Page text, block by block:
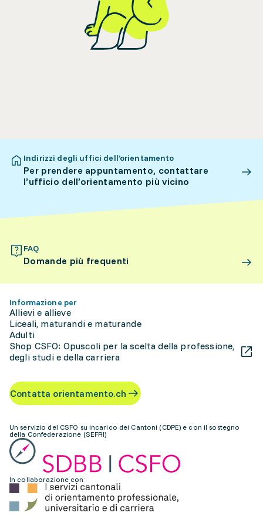
Indirizzi degli uffici dell’orientamento
Per prendere appuntamento, contattare
l’ufficio dell’orientamento più vicino
FAQ
Domande più frequenti
Informazione per
Allievi e allieve
Liceali, maturandi e maturande
Adulti
Shop CSFO: Opuscoli per la scelta della professione,
degli studi e della carriera
Contatta orientamento.ch
Un servizio del CSFO su incarico dei Cantoni (CDPE) e con il sostegno
della Confederazione (SEFRI)
In collaborazione con: